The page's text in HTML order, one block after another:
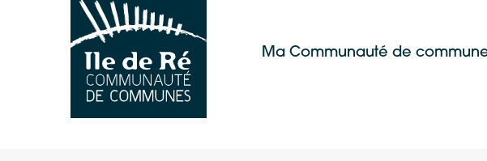
Ma Communauté de